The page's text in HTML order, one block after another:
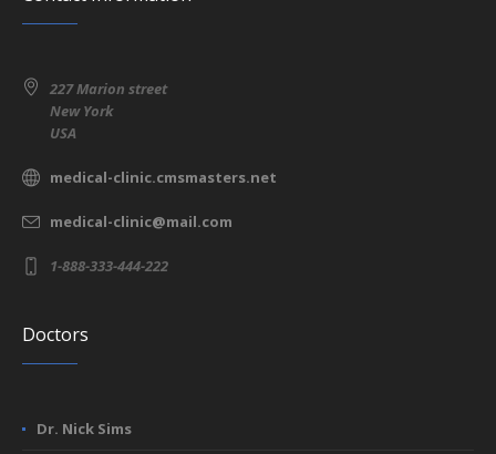
227 Marion street
New York
USA
medical-clinic.cmsmasters.net
medical-clinic@mail.com
1-888-333-444-222
Doctors
Dr. Nick Sims